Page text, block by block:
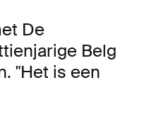
De
Belg
"Het is een